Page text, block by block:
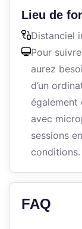
Lieu de
Distanciel
Pour
aurez
d’un
également
avec
sessions
conditions.
FAQ